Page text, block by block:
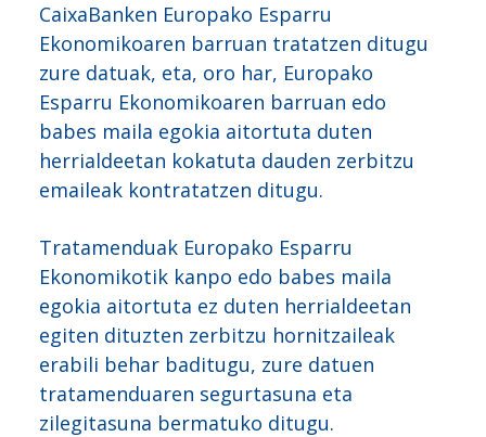
CaixaBanken Europako Esparru
Ekonomikoaren barruan tratatzen ditugu
zure datuak, eta, oro har, Europako
Esparru Ekonomikoaren barruan edo
babes maila egokia aitortuta duten
herrialdeetan kokatuta dauden zerbitzu
emaileak kontratatzen ditugu.
Tratamenduak Europako Esparru
Ekonomikotik kanpo edo babes maila
egokia aitortuta ez duten herrialdeetan
egiten dituzten zerbitzu hornitzaileak
erabili behar baditugu, zure datuen
tratamenduaren segurtasuna eta
zilegitasuna bermatuko ditugu.